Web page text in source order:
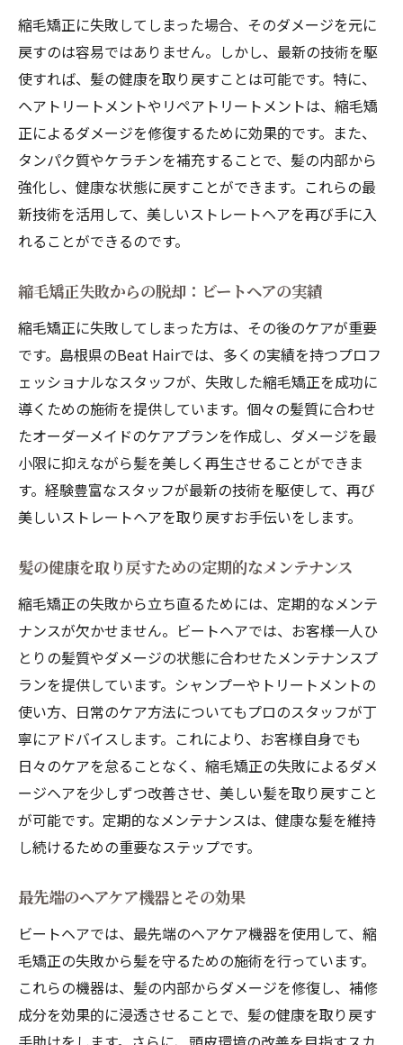
縮毛矯正に失敗してしまった場合、そのダメージを元に
戻すのは容易ではありません。しかし、最新の技術を駆
使すれば、髪の健康を取り戻すことは可能です。特に、
ヘアトリートメントやリペアトリートメントは、縮毛矯
正によるダメージを修復するために効果的です。また、
タンパク質やケラチンを補充することで、髪の内部から
強化し、健康な状態に戻すことができます。これらの最
新技術を活用して、美しいストレートヘアを再び手に入
れることができるのです。
縮毛矯正失敗からの脱却：ビートヘアの実績
縮毛矯正に失敗してしまった方は、その後のケアが重要
です。島根県のBeat Hairでは、多くの実績を持つプロフ
ェッショナルなスタッフが、失敗した縮毛矯正を成功に
導くための施術を提供しています。個々の髪質に合わせ
たオーダーメイドのケアプランを作成し、ダメージを最
小限に抑えながら髪を美しく再生させることができま
す。経験豊富なスタッフが最新の技術を駆使して、再び
美しいストレートヘアを取り戻すお手伝いをします。
髪の健康を取り戻すための定期的なメンテナンス
縮毛矯正の失敗から立ち直るためには、定期的なメンテ
ナンスが欠かせません。ビートヘアでは、お客様一人ひ
とりの髪質やダメージの状態に合わせたメンテナンスプ
ランを提供しています。シャンプーやトリートメントの
使い方、日常のケア方法についてもプロのスタッフが丁
寧にアドバイスします。これにより、お客様自身でも
日々のケアを怠ることなく、縮毛矯正の失敗によるダメ
ージヘアを少しずつ改善させ、美しい髪を取り戻すこと
が可能です。定期的なメンテナンスは、健康な髪を維持
し続けるための重要なステップです。
最先端のヘアケア機器とその効果
ビートヘアでは、最先端のヘアケア機器を使用して、縮
毛矯正の失敗から髪を守るための施術を行っています。
これらの機器は、髪の内部からダメージを修復し、補修
成分を効果的に浸透させることで、髪の健康を取り戻す